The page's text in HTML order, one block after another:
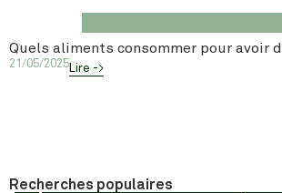
Quels aliments consommer pour avoir
21/05/2025Lire ->
Recherches populaires